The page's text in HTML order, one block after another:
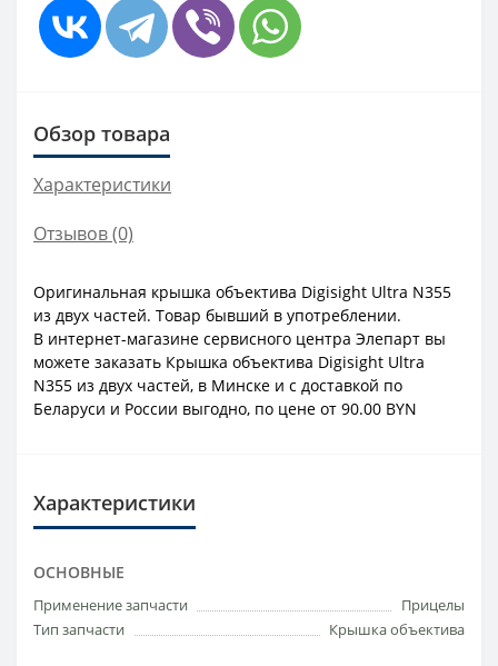
Обзор товара
Характеристики
Отзывов (0)
Оригинальная крышка объектива Digisight Ultra N355
из двух частей. Товар бывший в употреблении.
В интернет-магазине сервисного центра Элепарт вы
можете заказать Крышка объектива Digisight Ultra
N355 из двух частей, в Минске и с доставкой по
Беларуси и России выгодно, по цене от 90.00 BYN
Характеристики
ОСНОВНЫЕ
Применение запчасти
Прицелы
Тип запчасти
Крышка объектива